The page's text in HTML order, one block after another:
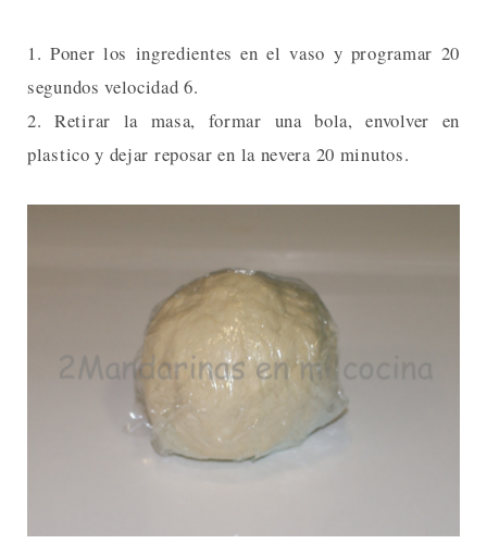
1. Poner los ingredientes en el vaso y programar 20
segundos velocidad 6.
2. Retirar la masa, formar una bola, envolver en
plastico y dejar reposar en la nevera 20 minutos.